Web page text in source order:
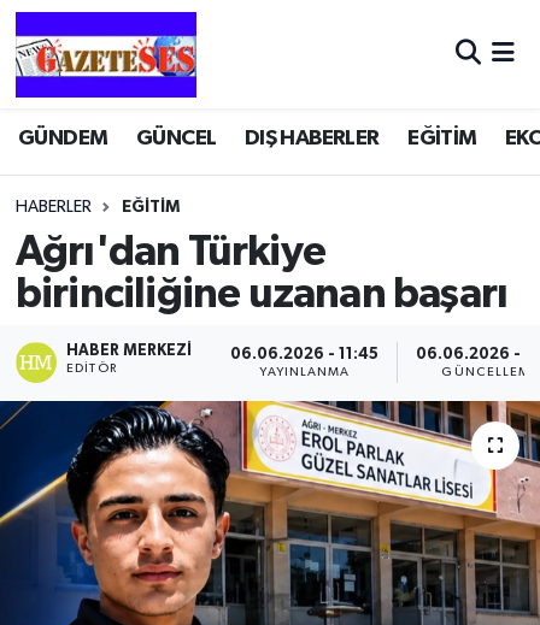
GÜNDEM GÜNCEL DIŞ HABERLER EĞİTİM
HABERLER EĞİTİM
Ağrı'dan Türkiye
birinciliğine uzanan başarı
HABER MERKEZI
EDITÖR
06.06.2026 - 11:45
YAYINLANMA
06.06.2026 -
GÜNCELLEME